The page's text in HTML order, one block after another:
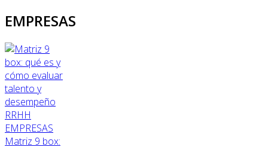
EMPRESAS
RRHH
EMPRESAS
Matriz 9 box: